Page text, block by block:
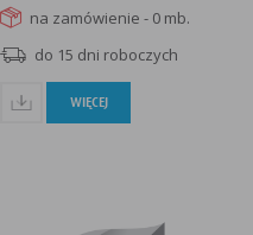
na zamówienie - 0 mb.
do 15 dni roboczych
WIĘCEJ